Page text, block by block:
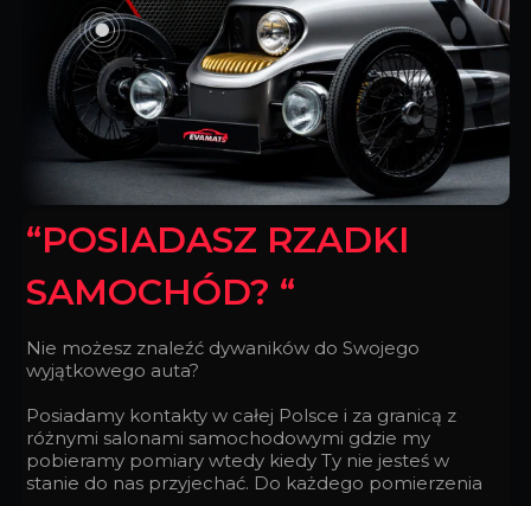
“POSIADASZ RZADKI
SAMOCHÓD? “
Nie możesz znaleźć dywaników do Swojego
wyjątkowego auta?
Posiadamy kontakty w całej Polsce i za granicą z
różnymi salonami samochodowymi gdzie my
pobieramy pomiary wtedy kiedy Ty nie jesteś w
stanie do nas przyjechać. Do każdego pomierzenia